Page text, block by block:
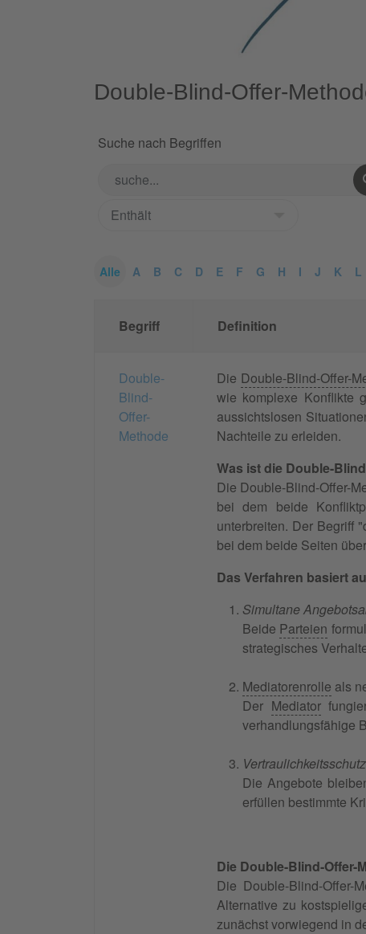
Double-Blind-Offer-
Suche nach Begriffen
Alle A B C D E F G H I J K L
Begriff Definition
Double-
Blind-
Offer-
Methode
Die Double-Blind-Offer-
wie komplexe Konflikte
aussichtslosen
Nachteile zu erleiden.
Was ist die Double-
Die Double-Blind-Offer-
bei dem beide
unterbreiten. Der Begriff
bei dem beide Seiten
Das Verfahren basiert
Simultane
Beide Parteien
strategisches
Mediatorenrolle als
Der Mediator
verhandlungsfähige
Die Angebote
erfüllen bestimmte
Die Double-Blind-Offer-
Die Double-Blind-Offer-
Alternative zu
zunächst vorwiegend in